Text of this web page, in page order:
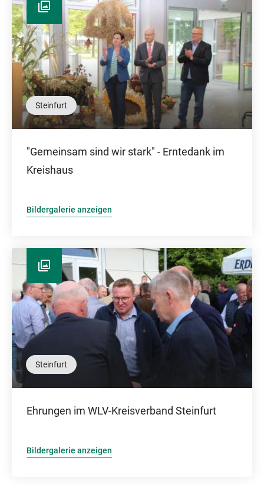
Steinfurt
"Gemeinsam sind wir stark" - Erntedank im
Kreishaus
Bildergalerie anzeigen
Steinfurt
Ehrungen im WLV-Kreisverband Steinfurt
Bildergalerie anzeigen